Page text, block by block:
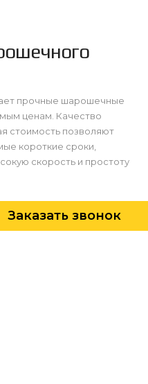
прочные шарошечные
ценам. Качество
стоимость позволяют
короткие сроки,
скорость и простоту
Заказать звонок